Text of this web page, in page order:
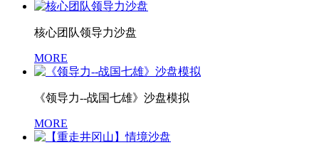
核心团队领导力沙盘
MORE
《领导力--战国七雄》沙盘模拟
MORE